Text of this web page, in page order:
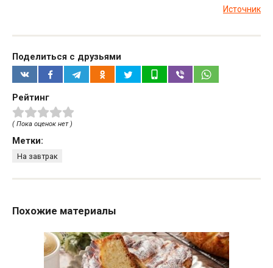
Источник
Поделиться с друзьями
Рейтинг
( Пока оценок нет )
Метки:
На завтрак
Похожие материалы